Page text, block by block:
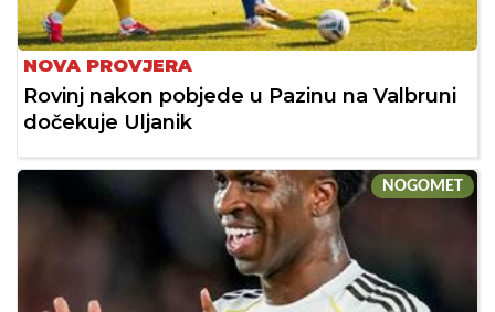
NOVA PROVJERA
Rovinj nakon pobjede u Pazinu na Valbruni
dočekuje Uljanik
NOGOMET